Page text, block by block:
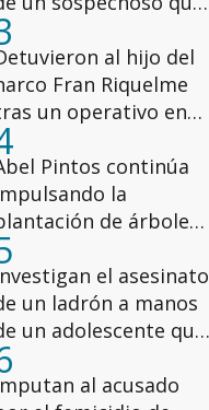
de un robo
en la zona
de Rosario
al hijo del
Fran Riquelme
un operativo en
Condominios del
Pintos continúa
la
de árboles
nuez pecán en los
de la ciudad
Buenos Aires
el asesinato
un ladrón a manos
un adolescente que
atacó con un
en el cuello en
al acusado